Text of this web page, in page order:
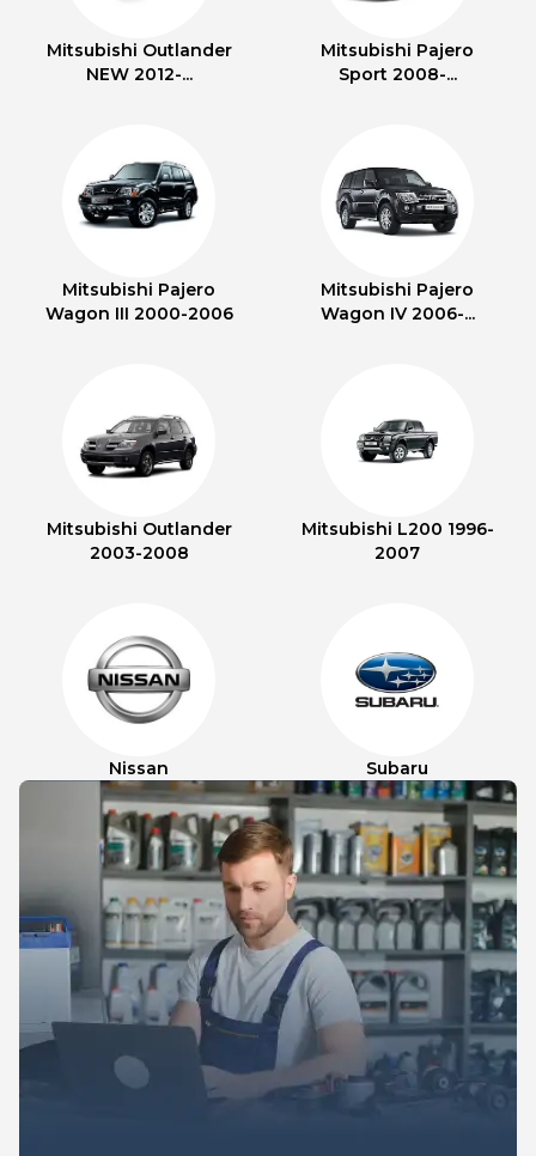
Mitsubishi Outlander
NEW 2012-...
Mitsubishi Pajero
Sport 2008-...
Mitsubishi Pajero
Wagon III 2000-2006
Mitsubishi Pajero
Wagon IV 2006-...
Mitsubishi Outlander
2003-2008
Mitsubishi L200 1996-
2007
Nissan Subaru